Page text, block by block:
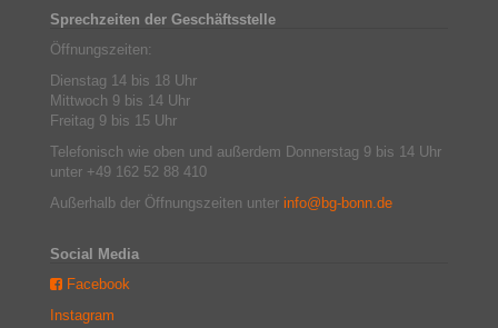
Sprechzeiten der Geschäftsstelle
Öffnungszeiten:
Dienstag 14 bis 18 Uhr
Mittwoch 9 bis 14 Uhr
Freitag 9 bis 15 Uhr
Telefonisch wie oben und außerdem Donnerstag 9 bis 14 Uhr
unter +49 162 52 88 410
Außerhalb der Öffnungszeiten unter info@bg-bonn.de
Social Media
Facebook
Instagram